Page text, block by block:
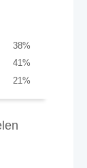
%
38
%
41
%
21